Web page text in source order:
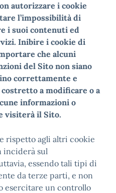
autorizzare i cookie
l’impossibilità di
i suoi contenuti ed
Inibire i cookie di
che alcuni
del Sito non siano
correttamente e
a modificare o a
informazioni o
visiterà il Sito.
rispetto agli altri cookie
inciderà sul
essendo tali tipi di
da terze parti, e non
esercitare un controllo